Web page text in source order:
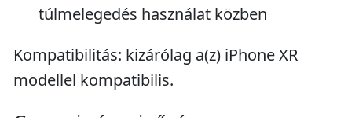
túlmelegedés használat közben
Kompatibilitás: kizárólag a(z) iPhone XR
modellel kompatibilis.